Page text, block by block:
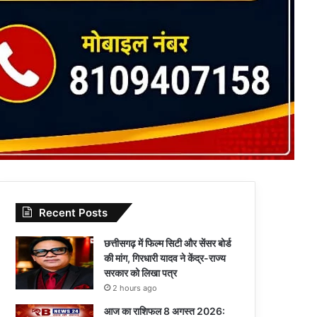
Recent Posts
छत्तीसगढ़ में फिल्म सिटी और सेंसर बोर्ड
की मांग, गिरधारी यादव ने केंद्र-राज्य
सरकार को लिखा पत्र
2 hours ago
आज का राशिफल 8 अगस्त 2026: